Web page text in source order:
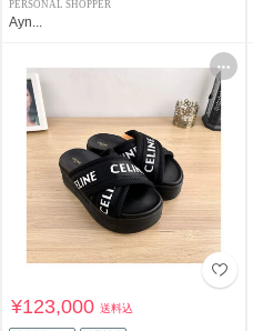
PERSONAL SHOPPER
Ayn...
¥123,000送料込